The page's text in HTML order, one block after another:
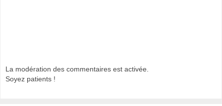
La modération des commentaires est activée.
Soyez patients !